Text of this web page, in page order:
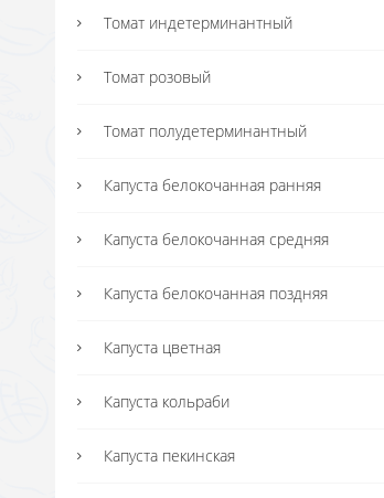
Томат индетерминантный
Томат розовый
Томат полудетерминантный
Капуста белокочанная ранняя
Капуста белокочанная средняя
Капуста белокочанная поздняя
Капуста цветная
Капуста кольраби
Капуста пекинская